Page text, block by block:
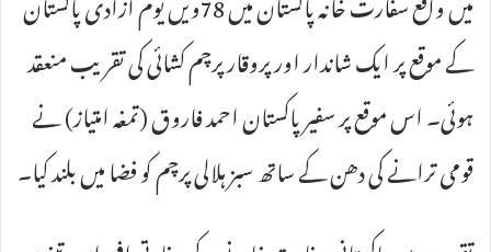
کے موقع پر ایک شاندار اور پروقار پرچم کشائی کی تقریب منعقد
ہوئی۔ اس موقع پر سفیر پاکستان احمد فاروق (تمغہ امتیاز) نے
قومی ترانے کی دھن کے ساتھ سبز ہلالی پرچم کو فضا میں بلند کیا۔